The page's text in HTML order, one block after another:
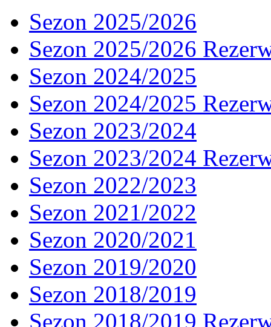
Sezon 2025/2026
Sezon 2025/2026
Sezon 2024/2025
Sezon 2024/2025
Sezon 2023/2024
Sezon 2023/2024
Sezon 2022/2023
Sezon 2021/2022
Sezon 2020/2021
Sezon 2019/2020
Sezon 2018/2019
Sezon 2018/2019